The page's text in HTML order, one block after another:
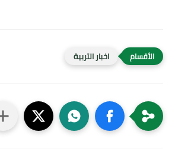
اخبار التربية